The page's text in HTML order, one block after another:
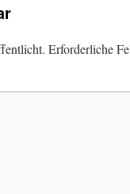
Erforderliche